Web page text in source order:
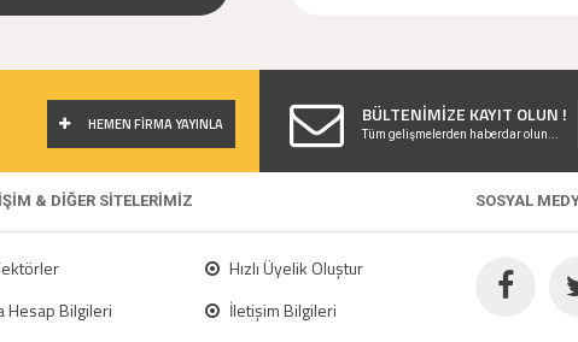
HEMEN FİRMA YAYINLA BÜLTENİMİZE KAYIT OLUN !
Tüm gelişmelerden haberdar olun...
& DİĞER SİTELERİMİZ SOSYAL
Hızlı Üyelik Oluştur
Hesap Bilgileri
İletişim Bilgileri